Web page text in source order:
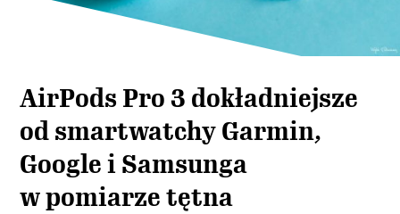
AirPods Pro 3 dokładniejsze
od smartwatchy Garmin,
Google i Samsunga
w pomiarze tętna